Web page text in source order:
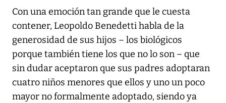
Con una emoción tan grande que le cuesta
contener, Leopoldo Benedetti habla de la
generosidad de sus hijos – los biológicos
porque también tiene los que no lo son – que
sin dudar aceptaron que sus padres adoptaran
cuatro niños menores que ellos y uno un poco
mayor no formalmente adoptado, siendo ya